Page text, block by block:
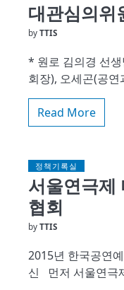
대관심의위
by TTIS
* 원로 김의경 선
회장), 오세곤(공
Read More
정책기록실
서울연극제
협회
by TTIS
2015년 한국공연
신 먼저 서울연극